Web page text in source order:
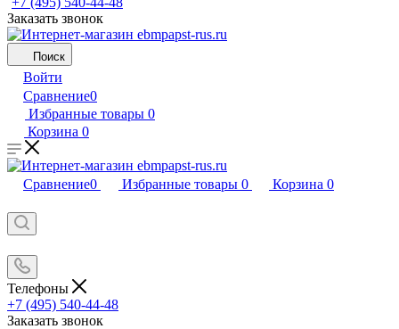
Заказать звонок
Поиск
Войти
Сравнение0
Избранные товары 0
Корзина 0
Сравнение0 Избранные товары 0 Корзина 0
Телефоны
+7 (495) 540-44-48
Заказать звонок